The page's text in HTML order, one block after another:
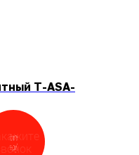
T-ASA-
Хотите
скидку?